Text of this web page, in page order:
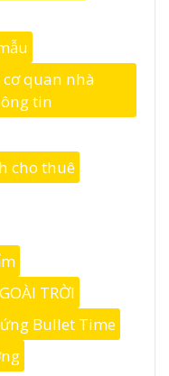
quan nhà
tin
cho thuê
TRỜI
Bullet Time